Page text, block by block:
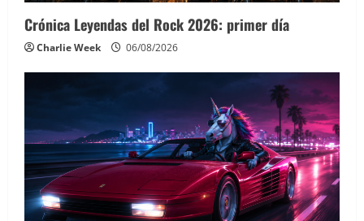
Crónica Leyendas del Rock 2026: primer día
Charlie Week 06/08/2026